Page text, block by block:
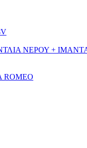
ΝΕΡΟΥ + ΙΜΑΝΤΑ